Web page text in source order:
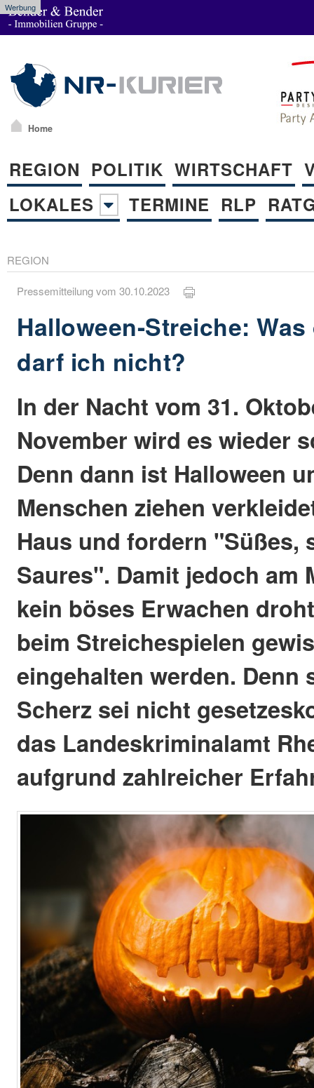
Werbung
Home
REGION POLITIK WIRTSCHAFT
LOKALES
TERMINE RLP
REGION
Pressemitteilung vom 30.10.2023
Halloween-Streiche:
darf ich nicht?
In der Nacht vom 31.
November wird es wieder
Denn dann ist Halloween
Menschen ziehen
Haus und fordern "Süßes,
Saures". Damit jedoch am
kein böses Erwachen
beim Streichespielen
eingehalten werden. Denn
Scherz sei nicht
das Landeskriminalamt
aufgrund zahlreicher